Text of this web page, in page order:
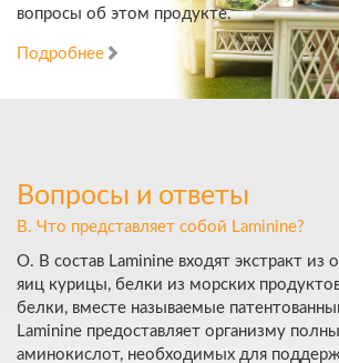
вопросы об этом продукте.
Подробнее
Вопросы и ответы
В. Что представляет собой Laminine?
О. В состав Laminine входят экстракт из
яиц курицы, белки из морских
белки, вместе называемые
Laminine предоставляет организму
аминокислот, необходимых для